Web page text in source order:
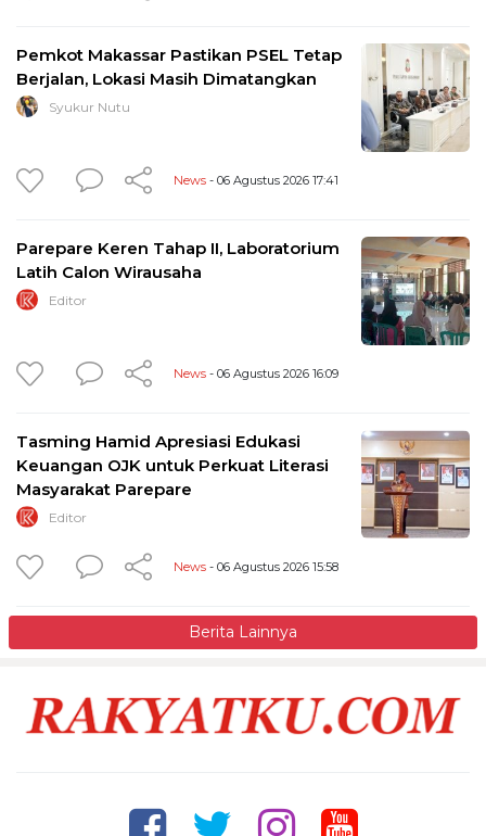
Pemkot Makassar Pastikan PSEL Tetap
Berjalan, Lokasi Masih Dimatangkan
Syukur Nutu
News - 06 Agustus 2026 17:41
Parepare Keren Tahap II, Laboratorium
Latih Calon Wirausaha
Editor
News - 06 Agustus 2026 16:09
Tasming Hamid Apresiasi Edukasi
Keuangan OJK untuk Perkuat Literasi
Masyarakat Parepare
Editor
News - 06 Agustus 2026 15:58
Berita Lainnya